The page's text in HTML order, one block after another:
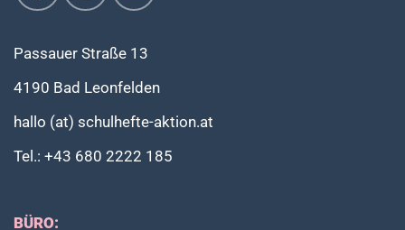
Passauer Straße 13
4190 Bad Leonfelden
hallo (at) schulhefte-aktion.at
Tel.: +43 680 2222 185
BÜRO: